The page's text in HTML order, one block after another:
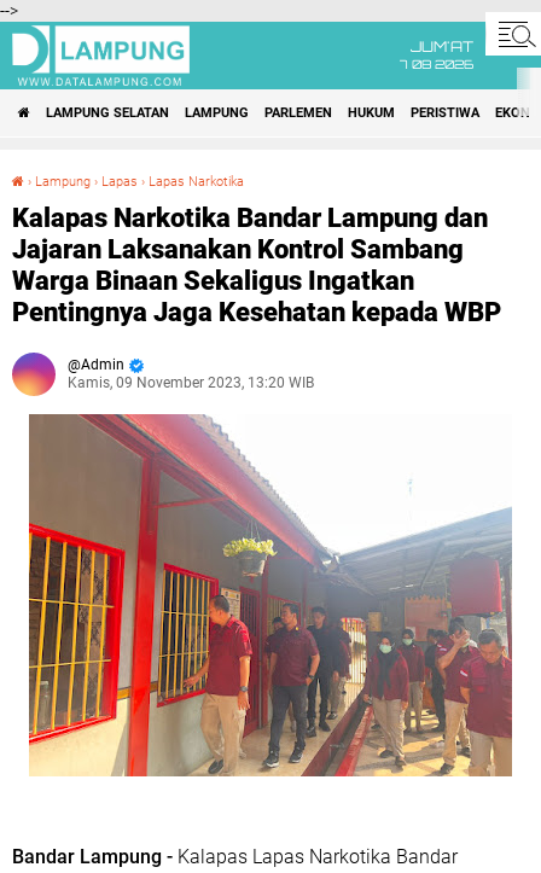
-->
JUM'AT
7 08 2026
LAMPUNG SELATAN LAMPUNG PARLEMEN HUKUM PERISTIWA
› Lampung › Lapas › Lapas Narkotika
Kalapas Narkotika Bandar Lampung dan
Jajaran Laksanakan Kontrol Sambang
Warga Binaan Sekaligus Ingatkan
Pentingnya Jaga Kesehatan kepada WBP
Admin
Kamis, 09 November 2023, 13:20 WIB
Bandar Lampung - Kalapas Lapas Narkotika Bandar